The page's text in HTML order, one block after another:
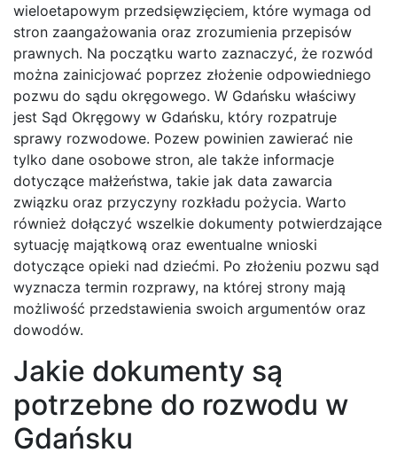
wieloetapowym przedsięwzięciem, które wymaga od
stron zaangażowania oraz zrozumienia przepisów
prawnych. Na początku warto zaznaczyć, że rozwód
można zainicjować poprzez złożenie odpowiedniego
pozwu do sądu okręgowego. W Gdańsku właściwy
jest Sąd Okręgowy w Gdańsku, który rozpatruje
sprawy rozwodowe. Pozew powinien zawierać nie
tylko dane osobowe stron, ale także informacje
dotyczące małżeństwa, takie jak data zawarcia
związku oraz przyczyny rozkładu pożycia. Warto
również dołączyć wszelkie dokumenty potwierdzające
sytuację majątkową oraz ewentualne wnioski
dotyczące opieki nad dziećmi. Po złożeniu pozwu sąd
wyznacza termin rozprawy, na której strony mają
możliwość przedstawienia swoich argumentów oraz
dowodów.
Jakie dokumenty są
potrzebne do rozwodu w
Gdańsku